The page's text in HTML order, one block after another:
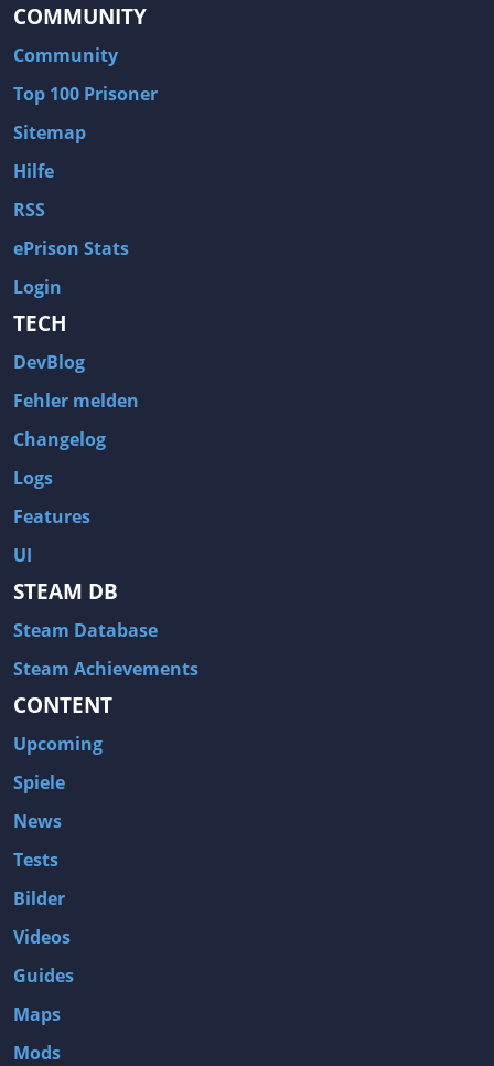
COMMUNITY
Community
Top 100 Prisoner
Sitemap
Hilfe
RSS
ePrison Stats
Login
TECH
DevBlog
Fehler melden
Changelog
Logs
Features
UI
STEAM DB
Steam Database
Steam Achievements
CONTENT
Upcoming
Spiele
News
Tests
Bilder
Videos
Guides
Maps
Mods